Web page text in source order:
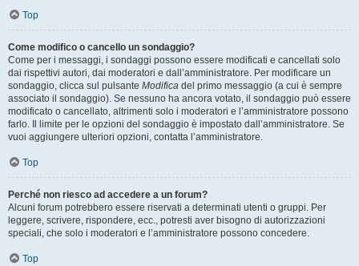
Top
Come modifico o cancello un sondaggio?
Come per i messaggi, i sondaggi possono essere modificati e cancellati solo
dai rispettivi autori, dai moderatori e dall’amministratore. Per modificare un
sondaggio, clicca sul pulsante Modifica del primo messaggio (a cui è sempre
associato il sondaggio). Se nessuno ha ancora votato, il sondaggio può essere
modificato o cancellato, altrimenti solo i moderatori e l’amministratore possono
farlo. Il limite per le opzioni del sondaggio è impostato dall’amministratore. Se
vuoi aggiungere ulteriori opzioni, contatta l’amministratore.
Top
Perché non riesco ad accedere a un forum?
Alcuni forum potrebbero essere riservati a determinati utenti o gruppi. Per
leggere, scrivere, rispondere, ecc., potresti aver bisogno di autorizzazioni
speciali, che solo i moderatori e l’amministratore possono concedere.
Top